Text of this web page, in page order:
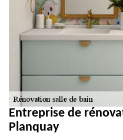
Entreprise de
Planquay